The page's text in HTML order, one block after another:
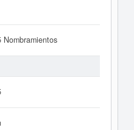
Nombramientos